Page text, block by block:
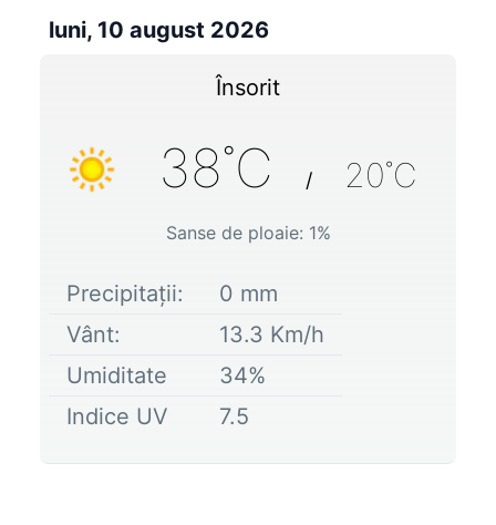
luni, 10 august 2026
Însorit
38˚C / 20˚C
Sanse de ploaie: 1%
Precipitații: 0 mm
Vânt:
13.3 Km/h
Umiditate
34%
Indice UV
7.5